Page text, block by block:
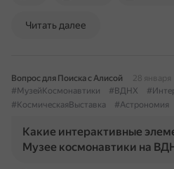
Читать далее
Вопрос для Поиска с Алисой
28 января
#МузейКосмонавтики
#ВДНХ
#КосмическаяВыставка
#Астрономия
Какие интерактивные
Музее космонавтики на